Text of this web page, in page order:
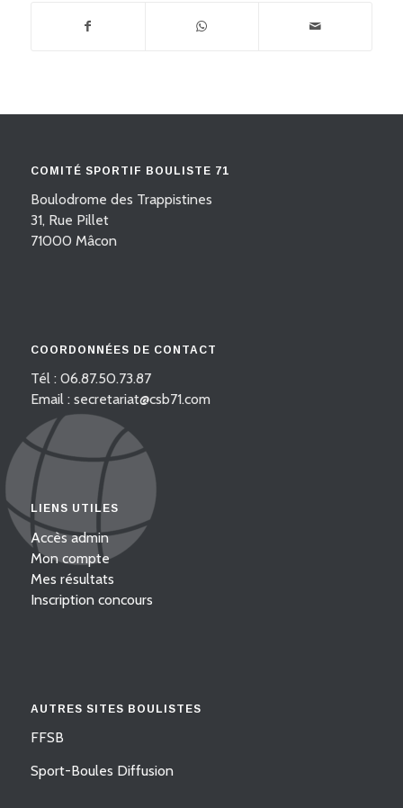
COMITÉ SPORTIF BOULISTE 71
Boulodrome des Trappistines
31, Rue Pillet
71000 Mâcon
COORDONNÉES DE CONTACT
Tél : 06.87.50.73.87
Email : secretariat@csb71.com
LIENS UTILES
Accès admin
Mon compte
Mes résultats
Inscription concours
AUTRES SITES BOULISTES
FFSB
Sport-Boules Diffusion